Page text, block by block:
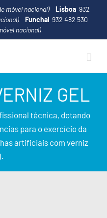
móvel nacional) Lisboa 932
Funchal 932 482 530
nacional)
GEL
técnica, dotando
para o exercício da
artificiais com verniz